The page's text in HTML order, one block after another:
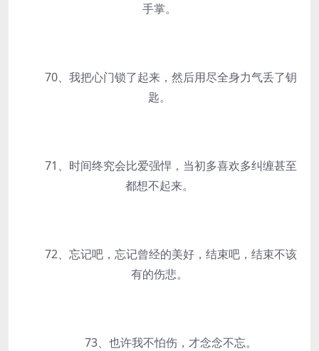
手掌。
70、我把心门锁了起来，然后用尽全身力气丢了钥
匙。
71、时间终究会比爱强悍，当初多喜欢多纠缠甚至
都想不起来。
72、忘记吧，忘记曾经的美好，结束吧，结束不该
有的伤悲。
73、也许我不怕伤，才念念不忘。